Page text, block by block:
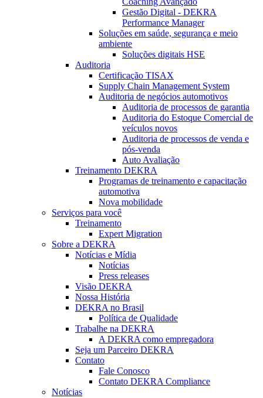
Gestão Digital - DEKRA
Performance Manager
Soluções em saúde, segurança e meio
ambiente
Soluções digitais HSE
Auditoria
Certificação TISAX
Supply Chain Management System
Auditoria de negócios automotivos
Auditoria de processos de garantia
Auditoria do Estoque Comercial de
veículos novos
Auditoria de processos de venda e
pós-venda
Auto Avaliação
Treinamento DEKRA
Programas de treinamento e capacitação
automotiva
Nova mobilidade
Serviços para você
Treinamento
Expert Migration
Sobre a DEKRA
Notícias e Mídia
Notícias
Press releases
Visão DEKRA
Nossa História
DEKRA no Brasil
Política de Qualidade
Trabalhe na DEKRA
A DEKRA como empregadora
Seja um Parceiro DEKRA
Contato
Fale Conosco
Contato DEKRA Compliance
Notícias